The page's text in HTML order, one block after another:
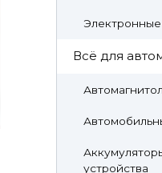
Всё для
устройства